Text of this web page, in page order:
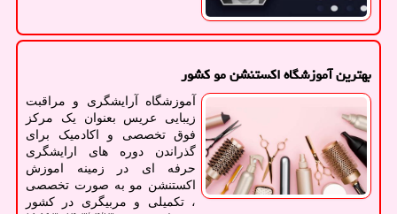
بهترین آموزشگاه اکستنشن مو کشور
آموزشگاه آرایشگری و مراقبت
زیبایی عریس بعنوان یک مرکز
فوق تخصصی و اکادمیک برای
گذراندن دوره های ارایشگری
حرفه ای در زمینه اموزش
اکستنشن مو به صورت تخصصی
، تکمیلی و مربیگری در کشور